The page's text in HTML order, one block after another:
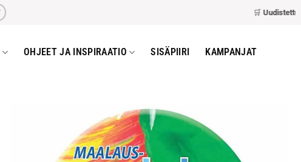
Uudistettu kassa
OHJEET JA INSPIRAATIO SISÄPIIRI KAMPANJAT